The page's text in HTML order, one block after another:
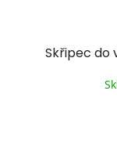
Skřipec do